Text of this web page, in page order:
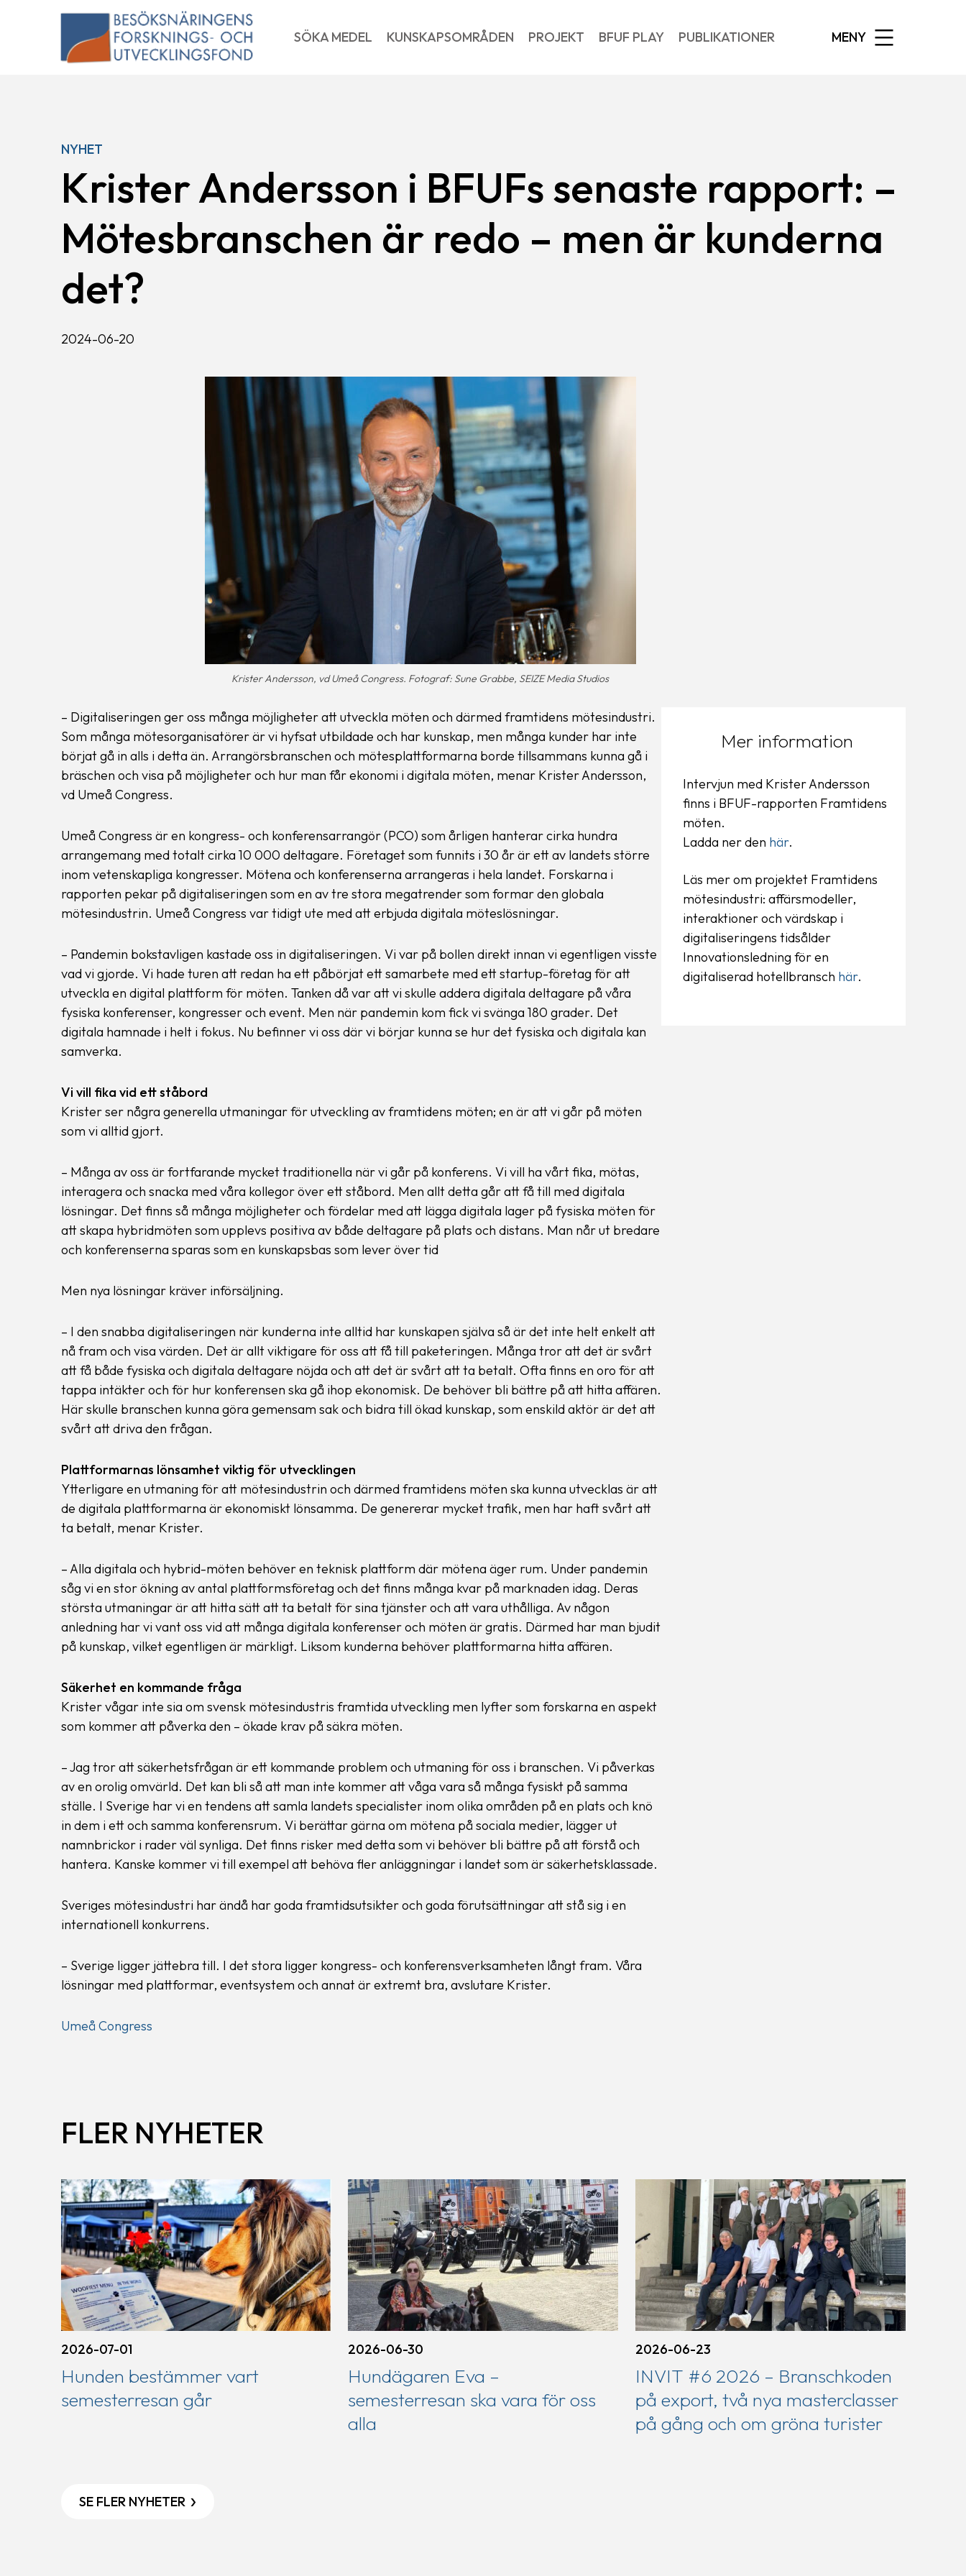
SÖKA MEDEL KUNSKAPSOMRÅDEN PROJEKT BFUF PLAY PUBLIKATIONER MENY
EXPANDED
NYHET
Krister Andersson i BFUFs senaste rapport: –
Mötesbranschen är redo – men är kunderna
det?
2024-06-20
Krister Andersson, vd Umeå Congress. Fotograf: Sune Grabbe, SEIZE Media Studios
– Digitaliseringen ger oss många möjligheter att utveckla möten och därmed framtidens mötesindustri.
Som många mötesorganisatörer är vi hyfsat utbildade och har kunskap, men många kunder har inte
börjat gå in alls i detta än. Arrangörsbranschen och mötesplattformarna borde tillsammans kunna gå i
bräschen och visa på möjligheter och hur man får ekonomi i digitala möten, menar Krister Andersson,
vd Umeå Congress.
Umeå Congress är en kongress- och konferensarrangör (PCO) som årligen hanterar cirka hundra
arrangemang med totalt cirka 10 000 deltagare. Företaget som funnits i 30 år är ett av landets större
inom vetenskapliga kongresser. Mötena och konferenserna arrangeras i hela landet. Forskarna i
rapporten pekar på digitaliseringen som en av tre stora megatrender som formar den globala
mötesindustrin. Umeå Congress var tidigt ute med att erbjuda digitala möteslösningar.
– Pandemin bokstavligen kastade oss in digitaliseringen. Vi var på bollen direkt innan vi egentligen visste
vad vi gjorde. Vi hade turen att redan ha ett påbörjat ett samarbete med ett startup-företag för att
utveckla en digital plattform för möten. Tanken då var att vi skulle addera digitala deltagare på våra
fysiska konferenser, kongresser och event. Men när pandemin kom fick vi svänga 180 grader. Det
digitala hamnade i helt i fokus. Nu befinner vi oss där vi börjar kunna se hur det fysiska och digitala kan
samverka.
Vi vill fika vid ett ståbord
Krister ser några generella utmaningar för utveckling av framtidens möten; en är att vi går på möten
som vi alltid gjort.
– Många av oss är fortfarande mycket traditionella när vi går på konferens. Vi vill ha vårt fika, mötas,
interagera och snacka med våra kollegor över ett ståbord. Men allt detta går att få till med digitala
lösningar. Det finns så många möjligheter och fördelar med att lägga digitala lager på fysiska möten för
att skapa hybridmöten som upplevs positiva av både deltagare på plats och distans. Man når ut bredare
och konferenserna sparas som en kunskapsbas som lever över tid
Men nya lösningar kräver införsäljning.
– I den snabba digitaliseringen när kunderna inte alltid har kunskapen själva så är det inte helt enkelt att
nå fram och visa värden. Det är allt viktigare för oss att få till paketeringen. Många tror att det är svårt
att få både fysiska och digitala deltagare nöjda och att det är svårt att ta betalt. Ofta finns en oro för att
tappa intäkter och för hur konferensen ska gå ihop ekonomisk. De behöver bli bättre på att hitta affären.
Här skulle branschen kunna göra gemensam sak och bidra till ökad kunskap, som enskild aktör är det att
svårt att driva den frågan.
Plattformarnas lönsamhet viktig för utvecklingen
Ytterligare en utmaning för att mötesindustrin och därmed framtidens möten ska kunna utvecklas är att
de digitala plattformarna är ekonomiskt lönsamma. De genererar mycket trafik, men har haft svårt att
ta betalt, menar Krister.
– Alla digitala och hybrid-möten behöver en teknisk plattform där mötena äger rum. Under pandemin
såg vi en stor ökning av antal plattformsföretag och det finns många kvar på marknaden idag. Deras
största utmaningar är att hitta sätt att ta betalt för sina tjänster och att vara uthålliga. Av någon
anledning har vi vant oss vid att många digitala konferenser och möten är gratis. Därmed har man bjudit
på kunskap, vilket egentligen är märkligt. Liksom kunderna behöver plattformarna hitta affären.
Säkerhet en kommande fråga
Krister vågar inte sia om svensk mötesindustris framtida utveckling men lyfter som forskarna en aspekt
som kommer att påverka den – ökade krav på säkra möten.
– Jag tror att säkerhetsfrågan är ett kommande problem och utmaning för oss i branschen. Vi påverkas
av en orolig omvärld. Det kan bli så att man inte kommer att våga vara så många fysiskt på samma
ställe. I Sverige har vi en tendens att samla landets specialister inom olika områden på en plats och knö
in dem i ett och samma konferensrum. Vi berättar gärna om mötena på sociala medier, lägger ut
namnbrickor i rader väl synliga. Det finns risker med detta som vi behöver bli bättre på att förstå och
hantera. Kanske kommer vi till exempel att behöva fler anläggningar i landet som är säkerhetsklassade.
Sveriges mötesindustri har ändå har goda framtidsutsikter och goda förutsättningar att stå sig i en
internationell konkurrens.
– Sverige ligger jättebra till. I det stora ligger kongress- och konferensverksamheten långt fram. Våra
lösningar med plattformar, eventsystem och annat är extremt bra, avslutare Krister.
Umeå Congress
Mer information
Intervjun med Krister Andersson
finns i BFUF-rapporten Framtidens
möten.
Ladda ner den här.
Läs mer om projektet Framtidens
mötesindustri: affärsmodeller,
interaktioner och värdskap i
digitaliseringens tidsålder
Innovationsledning för en
digitaliserad hotellbransch här.
FLER NYHETER
Hunden bestämmer vart
semesterresan går
2026-07-01
Hundägaren Eva –
semesterresan ska vara för oss
alla
2026-06-30
INVIT #6 2026 – Branschkoden
på export, två nya masterclasser
på gång och om gröna turister
2026-06-23
SE FLER NYHETER